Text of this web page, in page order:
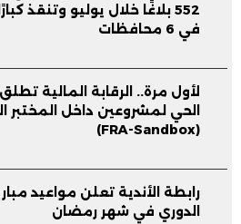
552 بلاغًا خلال يوليو وتنقذ
في 6 محافظات
لأول مرة.. الرقابة المالية تطلق
الحي لمشروعين داخل المختبر
(FRA-Sandbox)
رابطة الأندية تعلن مواعيد
الدوري في شهر رمضان